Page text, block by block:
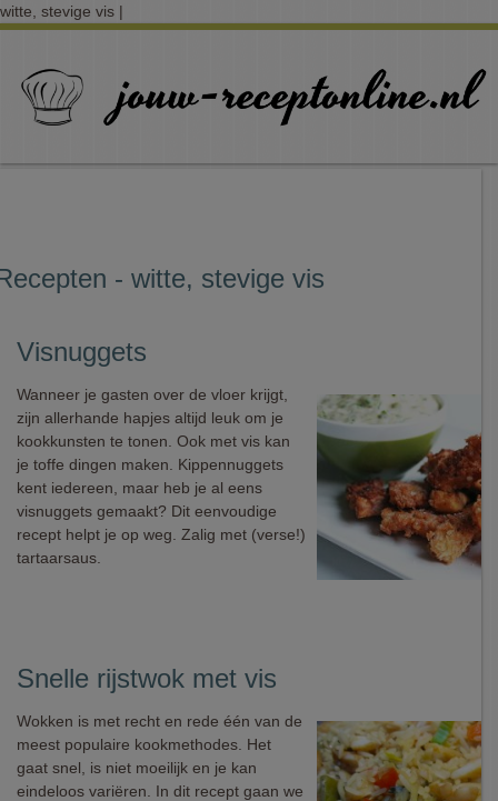
witte, stevige vis |
- witte, stevige vis
Visnuggets
Wanneer je gasten over de vloer krijgt,
zijn allerhande hapjes altijd leuk om je
kookkunsten te tonen. Ook met vis kan
je toffe dingen maken. Kippennuggets
kent iedereen, maar heb je al eens
visnuggets gemaakt? Dit eenvoudige
recept helpt je op weg. Zalig met (verse!)
tartaarsaus.
Snelle rijstwok met vis
Wokken is met recht en rede één van de
meest populaire kookmethodes. Het
gaat snel, is niet moeilijk en je kan
eindeloos variëren. In dit recept gaan we